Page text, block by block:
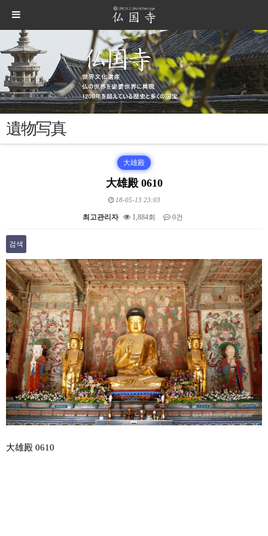
遺物写真
大雄殿
大雄殿 0610
18-05-13 23:03
최고관리자 1,884회 0건
검색
본문
大雄殿 0610